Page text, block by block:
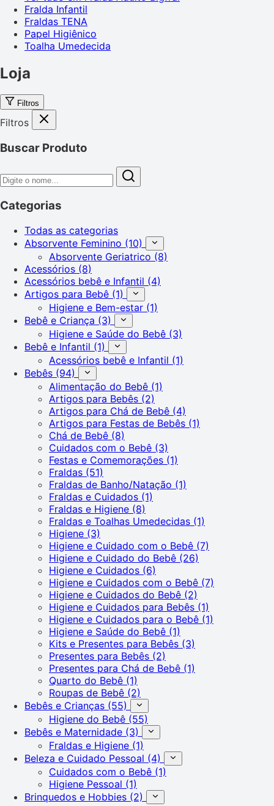
Fralda Infantil
Fraldas TENA
Papel Higiênico
Toalha Umedecida
Loja
Filtros
Filtros
Buscar Produto
Categorias
Todas as categorias
Absorvente Feminino (10)
Absorvente Geriatrico (8)
Acessórios (8)
Acessórios bebê e Infantil (4)
Artigos para Bebê (1)
Higiene e Bem-estar (1)
Bebê e Criança (3)
Higiene e Saúde do Bebê (3)
Bebê e Infantil (1)
Acessórios bebê e Infantil (1)
Bebês (94)
Alimentação do Bebê (1)
Artigos para Bebês (2)
Artigos para Chá de Bebê (4)
Artigos para Festas de Bebês (1)
Chá de Bebê (8)
Cuidados com o Bebê (3)
Festas e Comemorações (1)
Fraldas (51)
Fraldas de Banho/Natação (1)
Fraldas e Cuidados (1)
Fraldas e Higiene (8)
Fraldas e Toalhas Umedecidas (1)
Higiene (3)
Higiene e Cuidado com o Bebê (7)
Higiene e Cuidado do Bebê (26)
Higiene e Cuidados (6)
Higiene e Cuidados com o Bebê (7)
Higiene e Cuidados do Bebê (2)
Higiene e Cuidados para Bebês (1)
Higiene e Cuidados para o Bebê (1)
Higiene e Saúde do Bebê (1)
Kits e Presentes para Bebês (3)
Presentes para Bebês (2)
Presentes para Chá de Bebê (1)
Quarto do Bebê (1)
Roupas de Bebê (2)
Bebês e Crianças (55)
Higiene do Bebê (55)
Bebês e Maternidade (3)
Fraldas e Higiene (1)
Beleza e Cuidado Pessoal (4)
Cuidados com o Bebê (1)
Higiene Pessoal (1)
Brinquedos e Hobbies (2)